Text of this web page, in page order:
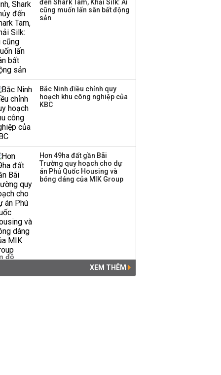
Thị trường thường
đến Shark Tam, Khải Silk: Ai
cũng muốn lấn sân bất động
sản
Bắc Ninh điều chỉnh quy
hoạch khu công nghiệp của
KBC
Hơn 49ha đất gần Bãi
Trường quy hoạch cho dự
án Phú Quốc Housing và
bóng dáng của MIK Group
XEM THÊM